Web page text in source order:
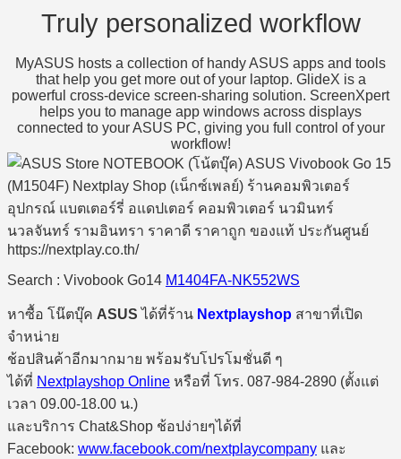
Truly personalized workflow
MyASUS hosts a collection of handy ASUS apps and tools
that help you get more out of your laptop. GlideX is a
powerful cross-device screen-sharing solution. ScreenXpert
helps you to manage app windows across displays
connected to your ASUS PC, giving you full control of your
workflow!
Search : Vivobook Go14 M1404FA-NK552WS
หาซื้อ โน๊ตบุ๊ค ASUS ได้ที่ร้าน Nextplayshop สาขาที่เปิด
จำหน่าย
ช้อปสินค้าอีกมากมาย พร้อมรับโปรโมชั่นดี ๆ
ได้ที่ Nextplayshop Online หรือที่ โทร. 087-984-2890 (ตั้งแต่
เวลา 09.00-18.00 น.)
และบริการ Chat&Shop ช้อปง่ายๆได้ที่
Facebook: www.facebook.com/nextplaycompany และ